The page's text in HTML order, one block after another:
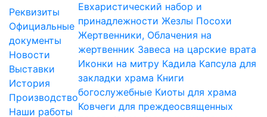
Реквизиты
Официальные
документы
Новости
Выставки
История
Производство
Наши работы
Евхаристический набор и
принадлежности Жезлы Посохи
Жертвенники, Облачения на
жертвенник Завеса на царские врата
Иконки на митру Кадила Капсула для
закладки храма Книги
богослужебные Киоты для храма
Ковчеги для преждеосвященных